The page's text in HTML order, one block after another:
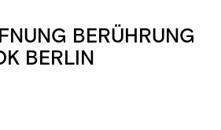
BERÜHRUNG
BERLIN